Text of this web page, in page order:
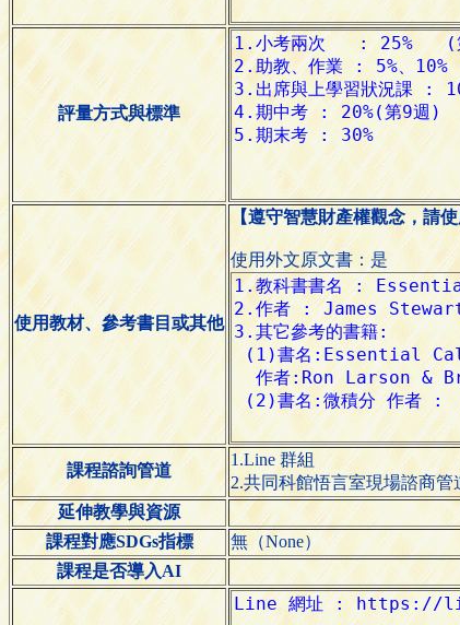
評量方式與標準
使用教材、參考書目或其他
【遵守智慧財產權觀念，請
使用外文原文書：是
課程諮詢管道
1.Line 群組
2.共同科館悟言室現場諮商管
延伸教學與資源
課程對應SDGs指標
無（None）
課程是否導入AI